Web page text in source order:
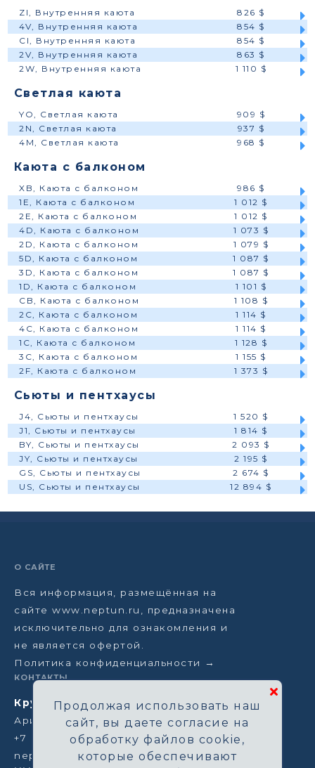
ZI, Внутренняя каюта
826 $
4V, Внутренняя каюта
854 $
CI, Внутренняя каюта
854 $
2V, Внутренняя каюта
863 $
2W, Внутренняя каюта
1 110 $
Светлая каюта
YO, Светлая каюта
909 $
2N, Светлая каюта
937 $
4M, Светлая каюта
968 $
Каюта с балконом
XB, Каюта с балконом
986 $
1E, Каюта с балконом
1 012 $
2E, Каюта с балконом
1 012 $
4D, Каюта с балконом
1 073 $
2D, Каюта с балконом
1 079 $
5D, Каюта с балконом
1 087 $
3D, Каюта с балконом
1 087 $
1D, Каюта с балконом
1 101 $
CB, Каюта с балконом
1 108 $
2C, Каюта с балконом
1 114 $
4C, Каюта с балконом
1 114 $
1C, Каюта с балконом
1 128 $
3C, Каюта с балконом
1 155 $
2F, Каюта с балконом
1 373 $
Сьюты и пентхаусы
J4, Сьюты и пентхаусы
1 520 $
J1, Сьюты и пентхаусы
1 814 $
BY, Сьюты и пентхаусы
2 093 $
JY, Сьюты и пентхаусы
2 195 $
GS, Сьюты и пентхаусы
2 674 $
US, Сьюты и пентхаусы
12 894 $
О САЙТЕ
Вся информация, размещённая на
сайте www.neptun.ru, предназначена
исключительно для ознакомления и
не является офертой.
Политика конфиденциальности →
КОНТАКТЫ
Круизная компания Нептун
Аристарховский пер, 3/1, Москва
+7 (964) 583-14-96
neptun@aha.ru
Продолжая использовать наш
сайт, вы даете согласие на
обработку файлов cookie,
которые обеспечивают